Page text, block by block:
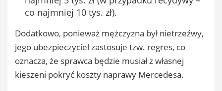
co najmniej 10 tys. zł).
Dodatkowo, ponieważ mężczyzna był nietrzeźwy,
jego ubezpieczyciel zastosuje tzw. regres, co
oznacza, że sprawca będzie musiał z własnej
kieszeni pokryć koszty naprawy Mercedesa.